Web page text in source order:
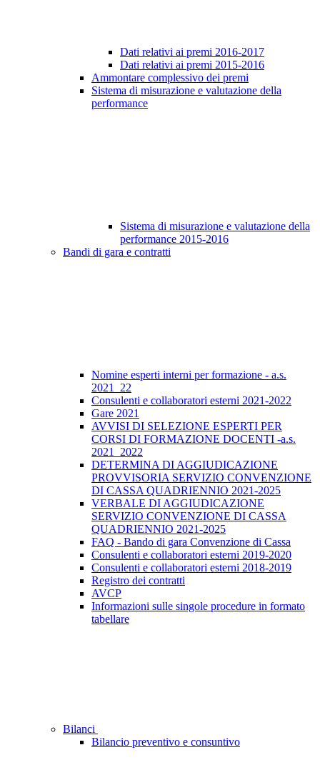
Dati relativi ai premi 2016-2017
Dati relativi ai premi 2015-2016
Ammontare complessivo dei premi
Sistema di misurazione e valutazione della
performance
Sistema di misurazione e valutazione della
performance 2015-2016
Bandi di gara e contratti
Nomine esperti interni per formazione - a.s.
2021_22
Consulenti e collaboratori esterni 2021-2022
Gare 2021
AVVISI DI SELEZIONE ESPERTI PER
CORSI DI FORMAZIONE DOCENTI -a.s.
2021_2022
DETERMINA DI AGGIUDICAZIONE
PROVVISORIA SERVIZIO CONVENZIONE
DI CASSA QUADRIENNIO 2021-2025
VERBALE DI AGGIUDICAZIONE
SERVIZIO CONVENZIONE DI CASSA
QUADRIENNIO 2021-2025
FAQ - Bando di gara Convenzione di Cassa
Consulenti e collaboratori esterni 2019-2020
Consulenti e collaboratori esterni 2018-2019
Registro dei contratti
AVCP
Informazioni sulle singole procedure in formato
tabellare
Bilanci
Bilancio preventivo e consuntivo